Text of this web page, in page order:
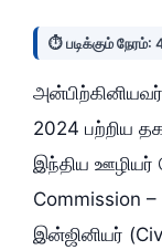
⏱️ படிக்கும் நேரம்:
2024 பற்றிய
இந்திய
Commission
இன்ஜினியர்